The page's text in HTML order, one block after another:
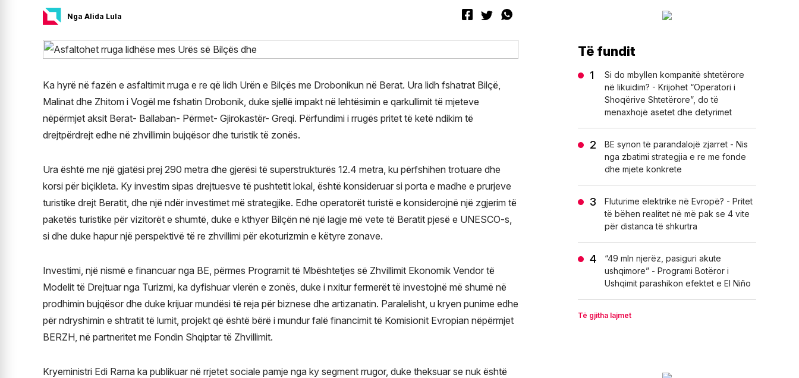
Nga Alida Lula
Ka hyrë në fazën e asfaltimit rruga e re që lidh Urën e Bilçës me Drobonikun në Berat. Ura lidh fshatrat Bilçë,
Malinat dhe Zhitom i Vogël me fshatin Drobonik, duke sjellë impakt në lehtësimin e qarkullimit të mjeteve
nëpërmjet aksit Berat- Ballaban- Përmet- Gjirokastër- Greqi. Përfundimi i rrugës pritet të ketë ndikim të
drejtpërdrejt edhe në zhvillimin bujqësor dhe turistik të zonës.
Ura është me një gjatësi prej 290 metra dhe gjerësi të superstrukturës 12.4 metra, ku përfshihen trotuare dhe
korsi për biçikleta. Ky investim sipas drejtuesve të pushtetit lokal, është konsideruar si porta e madhe e prurjeve
turistike drejt Beratit, dhe një ndër investimet më strategjike. Edhe operatorët turistë e konsiderojnë një zgjerim të
paketës turistike për vizitorët e shumtë, duke e kthyer Bilçën në një lagje më vete të Beratit pjesë e UNESCO-s,
si dhe duke hapur një perspektivë të re zhvillimi për ekoturizmin e këtyre zonave.
Investimi, një nismë e financuar nga BE, përmes Programit të Mbështetjes së Zhvillimit Ekonomik Vendor të
Modelit të Drejtuar nga Turizmi, ka dyfishuar vlerën e zonës, duke i nxitur fermerët të investojnë më shumë në
prodhimin bujqësor dhe duke krijuar mundësi të reja për biznese dhe artizanatin. Paralelisht, u kryen punime edhe
për ndryshimin e shtratit të lumit, projekt që është bërë i mundur falë financimit të Komisionit Evropian nëpërmjet
BERZH, në partneritet me Fondin Shqiptar të Zhvillimit.
Kryeministri Edi Rama ka publikuar në rrjetet sociale pamje nga ky segment rrugor, duke theksuar se nuk është
Të fundit
Si do mbyllen kompanitë shtetërore
në likuidim? - Krijohet “Operatori i
Shoqërive Shtetërore”, do të
menaxhojë asetet dhe detyrimet
BE synon të parandalojë zjarret - Nis
nga zbatimi strategjia e re me fonde
dhe mjete konkrete
Fluturime elektrike në Evropë? - Pritet
të bëhen realitet në më pak se 4 vite
për distanca të shkurtra
“49 mln njerëz, pasiguri akute
ushqimore” - Programi Botëror i
Ushqimit parashikon efektet e El Niño
Të gjitha lajmet